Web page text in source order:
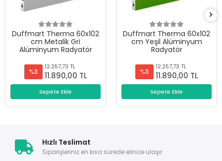
Duffmart Therma 60x102
cm Metalik Gri
Alüminyum Radyatör
%3
12.257,73 TL
11.890,00 TL
Sepete Ekle
Duffmart Therma 60x102
cm Yeşil Alüminyum
Radyatör
%3
12.257,73 TL
11.890,00 TL
Sepete Ekle
Hızlı Teslimat
Siparişleriniz en kısa sürede elinize ulaşır.